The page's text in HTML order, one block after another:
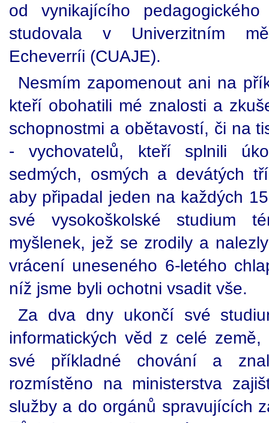
od vynikajícího
studovala v Univerzitním
Echeverríi (CUAJE).
Nesmím zapomenout ani na
kteří obohatili mé znalosti a
schopnostmi a obětavostí, či na
- vychovatelů, kteří splnili
sedmých, osmých a devátých
aby připadal jeden na každých
své vysokoškolské studium
myšlenek, jež se zrodily a
vrácení uneseného 6-letého
níž jsme byli ochotni vsadit vše.
Za dva dny ukončí své
informatických věd z celé
své příkladné chování a
rozmístěno na ministerstva
služby a do orgánů spravujících